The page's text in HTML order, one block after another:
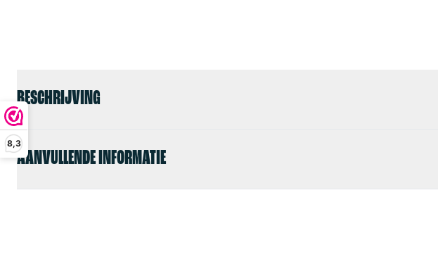
8,3
BESCHRIJVING
AANVULLENDE INFORMATIE